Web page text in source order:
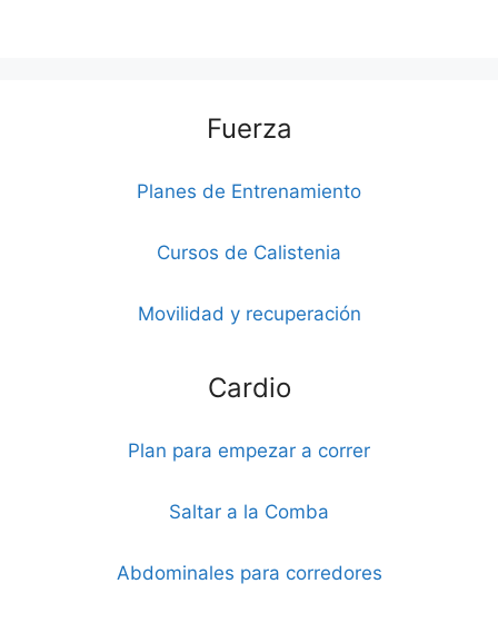
Fuerza
Planes de Entrenamiento
Cursos de Calistenia
Movilidad y recuperación
Cardio
Plan para empezar a correr
Saltar a la Comba
Abdominales para corredores